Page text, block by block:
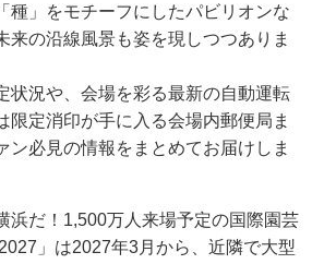
種」をモチーフにしたパビリオンな
来の沿線風景も姿を現しつつありま
状況や、会場を彩る最新の自動運転
限定消印が手に入る会場内郵便局ま
ン必見の情報をまとめてお届けしま
浜だ！1,500万人来場予定の国際園芸
」は2027年3月から、近隣で大型